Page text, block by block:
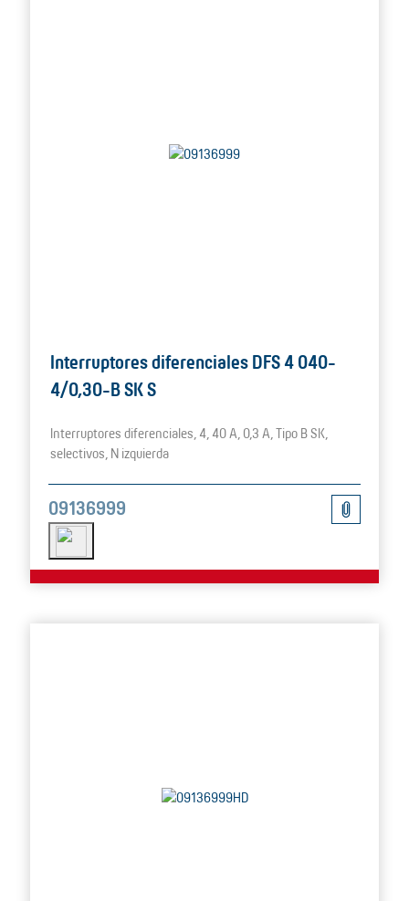
Interruptores diferenciales DFS 4 040-
4/0,30-B SK S
Interruptores diferenciales, 4, 40 A, 0,3 A, Tipo B SK,
selectivos, N izquierda
09136999